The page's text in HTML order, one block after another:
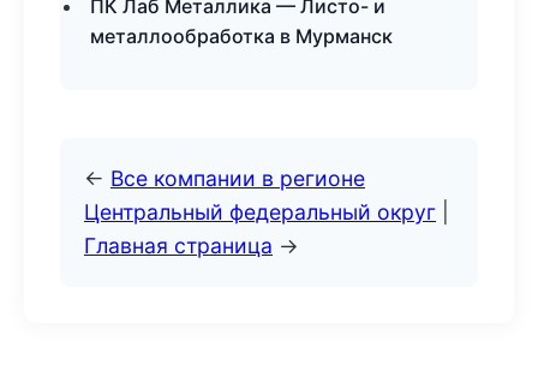
ПК Лаб Металлика — Листо- и
металлообработка в Мурманск
← Все компании в регионе
Центральный федеральный округ
Главная страница →